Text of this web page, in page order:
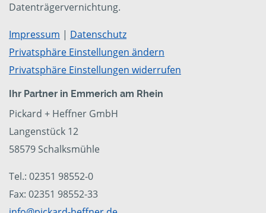
Datenträgervernichtung.
Impressum | Datenschutz
Privatsphäre Einstellungen ändern
Privatsphäre Einstellungen widerrufen
Ihr Partner in Emmerich am Rhein
Pickard + Heffner GmbH
Langenstück 12
58579 Schalksmühle
Tel.: 02351 98552-0
Fax: 02351 98552-33